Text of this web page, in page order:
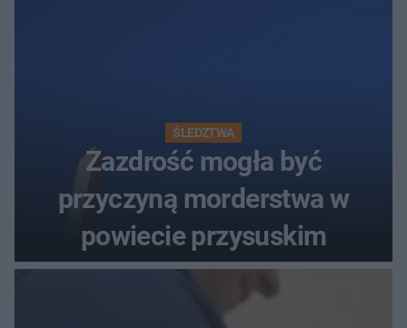
ŚLEDZTWA
Zazdrość mogła być
przyczyną morderstwa w
powiecie przysuskim